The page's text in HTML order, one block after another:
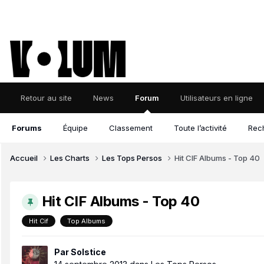
Retour au site News Forum
Forums Équipe Classement Toute l’activité
Utilisateurs en ligne
Accueil Les Charts Les Tops Persos Hit CIF Albums - Top 40
Hit CIF Albums - Top 40
Hit Cif Top Albums
ParSolstice